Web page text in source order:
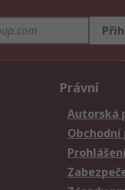
Právní
Autorská
Obchodní